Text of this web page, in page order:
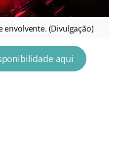
(Divulgação)
aqui